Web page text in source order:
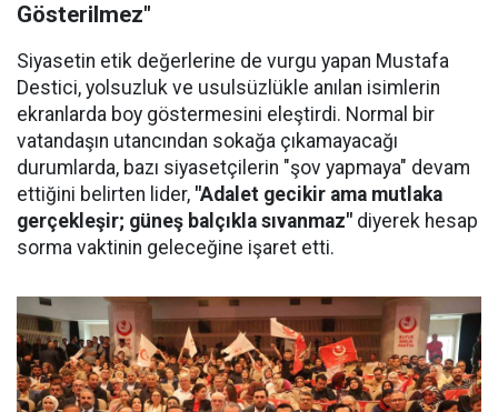
Gösterilmez"
Siyasetin etik değerlerine de vurgu yapan Mustafa
Destici, yolsuzluk ve usulsüzlükle anılan isimlerin
ekranlarda boy göstermesini eleştirdi. Normal bir
vatandaşın utancından sokağa çıkamayacağı
durumlarda, bazı siyasetçilerin "şov yapmaya" devam
ettiğini belirten lider, "Adalet gecikir ama mutlaka
gerçekleşir; güneş balçıkla sıvanmaz" diyerek hesap
sorma vaktinin geleceğine işaret etti.